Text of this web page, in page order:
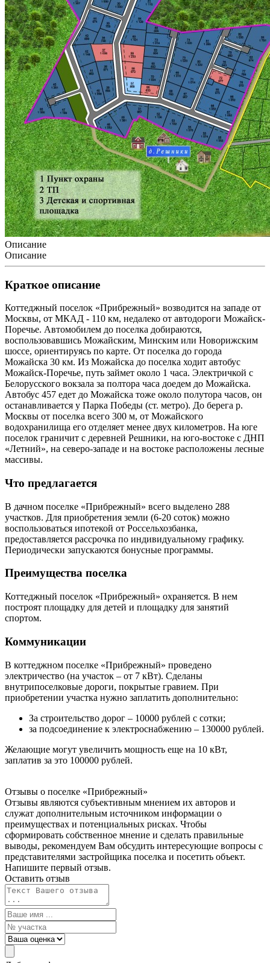
Описание
Описание
Краткое описание
Коттеджный поселок «Прибрежный» возводится на западе от
Москвы, от МКАД - 110 км, недалеко от автодороги Можайск-
Поречье. Автомобилем до поселка добираются,
воспользовавшись Можайским, Минским или Новорижским
шоссе, ориентируясь по карте. От поселка до города
Можайска 30 км. Из Можайска до поселка ходит автобус
Можайск-Поречье, путь займет около 1 часа. Электричкой с
Белорусского вокзала за полтора часа доедем до Можайска.
Автобус 457 едет до Можайска тоже около полутора часов, он
останавливается у Парка Победы (ст. метро). До берега р.
Москвы от поселка всего 300 м, от Можайского
водохранилища его отделяет менее двух километров. На юге
поселок граничит с деревней Решники, на юго-востоке с ДНП
«Летний», на северо-западе и на востоке расположены лесные
массивы.
Что предлагается
В дачном поселке «Прибрежный» всего выделено 288
участков. Для приобретения земли (6-20 соток) можно
воспользоваться ипотекой от Россельхозбанка,
предоставляется рассрочка по индивидуальному графику.
Периодически запускаются бонусные программы.
Преимущества поселка
Коттеджный поселок «Прибрежный» охраняется. В нем
построят площадку для детей и площадку для занятий
спортом.
Коммуникации
В коттеджном поселке «Прибрежный» проведено
электричество (на участок – от 7 кВт). Сделаны
внутрипоселковые дороги, покрытые гравием. При
приобретении участка нужно заплатить дополнительно:
За строительство дорог – 10000 рублей с сотки;
за подсоединение к электроснабжению – 130000 рублей.
Желающие могут увеличить мощность еще на 10 кВт,
заплатив за это 100000 рублей.
Отзывы о поселке «Прибрежный»
Отзывы являются субъективным мнением их авторов и
служат дополнительным источником информации о
преимуществах и потенциальных рисках. Чтобы
сформировать собственное мнение и сделать правильные
выводы, рекомендуем Вам обсудить интересующие вопросы с
представителями застройщика поселка и посетить объект.
Напишите первый отзыв.
Оставить отзыв